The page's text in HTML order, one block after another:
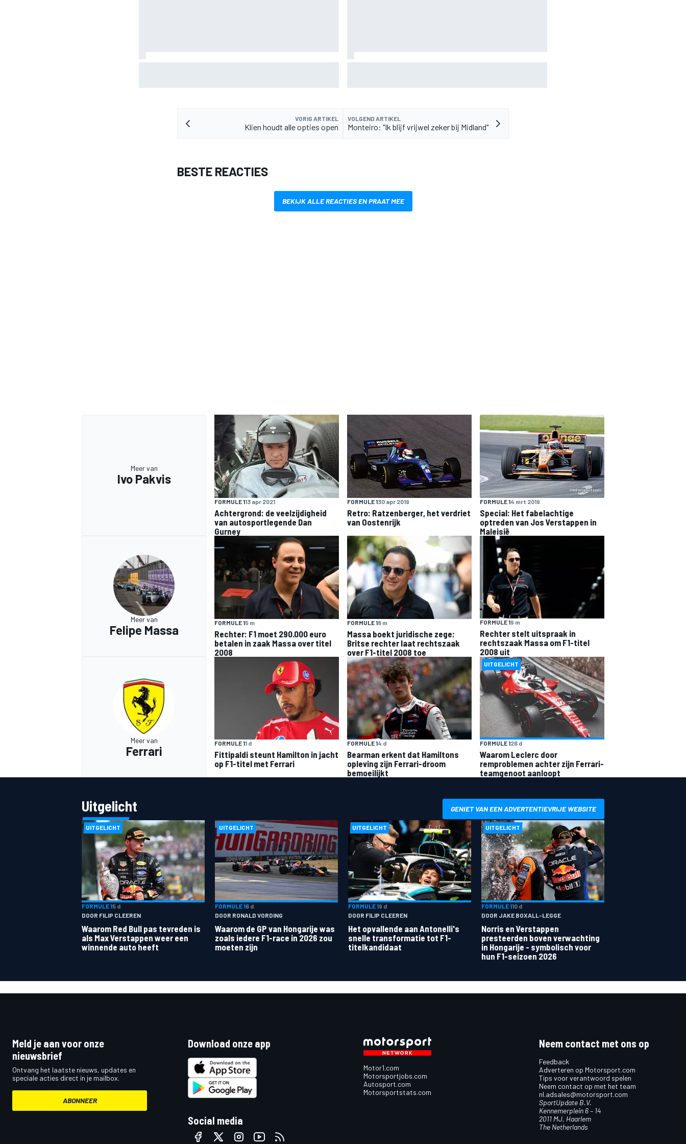
MEER RACEKLASSEN
VORIG ARTIKEL
Klien houdt alle opties open
VOLGEND ARTIKEL
Monteiro: "Ik blijf vrijwel zeker bij Midland"
BESTE REACTIES
BEKIJK ALLE REACTIES EN PRAAT MEE
Meer van
Ivo Pakvis
FORMULE 113 apr 2021
Achtergrond: de veelzijdigheid
van autosportlegende Dan
Gurney
FORMULE 130 apr 2019
Retro: Ratzenberger, het verdriet
van Oostenrijk
FORMULE 14 mrt 2019
Special: Het fabelachtige
optreden van Jos Verstappen in
Maleisië
Meer van
Felipe Massa
FORMULE 15 m
Rechter: F1 moet 290.000 euro
betalen in zaak Massa over titel
2008
FORMULE 18 m
Massa boekt juridische zege:
Britse rechter laat rechtszaak
over F1-titel 2008 toe
FORMULE 19 m
Rechter stelt uitspraak in
rechtszaak Massa om F1-titel
2008 uit
Meer van
Ferrari
FORMULE 11 d
Fittipaldi steunt Hamilton in jacht
op F1-titel met Ferrari
FORMULE 14 d
Bearman erkent dat Hamiltons
opleving zijn Ferrari-droom
bemoeilijkt
UITGELICHT
FORMULE 126 d
Waarom Leclerc door
remproblemen achter zijn Ferrari-
teamgenoot aanloopt
Uitgelicht GENIET VAN EEN ADVERTENTIEVRIJE WEBSITE
UITGELICHT
FORMULE 15 d
DOOR FILIP CLEEREN
Waarom Red Bull pas tevreden is
als Max Verstappen weer een
winnende auto heeft
UITGELICHT
FORMULE 16 d
DOOR RONALD VORDING
Waarom de GP van Hongarije was
zoals iedere F1-race in 2026 zou
moeten zijn
UITGELICHT
FORMULE 19 d
DOOR FILIP CLEEREN
Het opvallende aan Antonelli's
snelle transformatie tot F1-
titelkandidaat
UITGELICHT
FORMULE 110 d
DOOR JAKE BOXALL-LEGGE
Norris en Verstappen
presteerden boven verwachting
in Hongarije - symbolisch voor
hun F1-seizoen 2026
Meld je aan voor onze
nieuwsbrief
Ontvang het laatste nieuws, updates en
speciale acties direct in je mailbox.
ABONNEER
Download onze app
Social media
Motor1.com
Motorsportjobs.com
Autosport.com
Motorsportstats.com
Neem contact met ons op
Feedback
Adverteren op Motorsport.com
Tips voor verantwoord spelen
Neem contact op met het team
nl.adsales@motorsport.com
SportUpdate B.V.
Kennemerplein 6 – 14
2011 MJ, Haarlem
The Netherlands